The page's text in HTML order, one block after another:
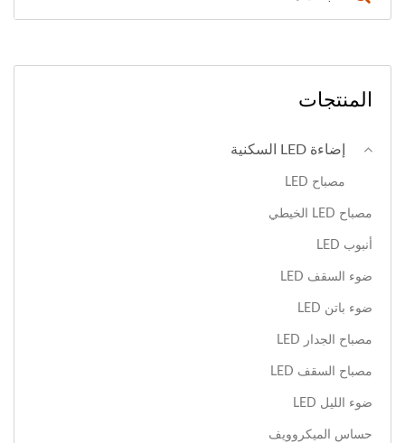
المنتجات
إضاءة LED السكنية
مصباح LED
مصباح LED الخيطي
أنبوب LED
ضوء السقف LED
ضوء باتن LED
مصباح الجدار LED
مصباح السقف LED
ضوء الليل LED
حساس الميكروويف